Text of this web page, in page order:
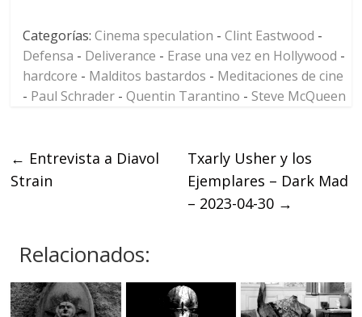
Categorías:Cinema speculation -Clint Eastwood -
Defensa - Deliverance - Erase una vez en Hollywood -
hardcore - Malditos bastardos - Meditaciones de cine
- Paul Schrader -Quentin Tarantino - Steve McQueen
← Entrevista a Diavol
Strain
Txarly Usher y los
Ejemplares – Dark Mad
– 2023-04-30 →
Relacionados: